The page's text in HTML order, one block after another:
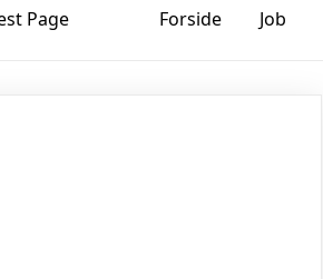
Page
Forside Job